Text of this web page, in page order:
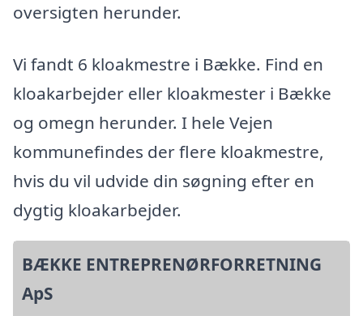
oversigten herunder.
Vi fandt 6 kloakmestre i Bække. Find en
kloakarbejder eller kloakmester i Bække
og omegn herunder. I hele Vejen
kommunefindes der flere kloakmestre,
hvis du vil udvide din søgning efter en
dygtig kloakarbejder.
BÆKKE ENTREPRENØRFORRETNING
ApS